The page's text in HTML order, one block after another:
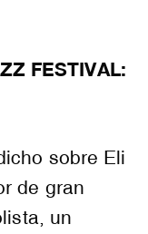
FESTIVAL:
sobre Eli
de gran
un